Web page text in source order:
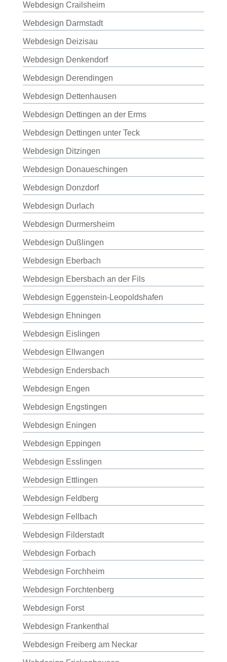
Webdesign Crailsheim
Webdesign Darmstadt
Webdesign Deizisau
Webdesign Denkendorf
Webdesign Derendingen
Webdesign Dettenhausen
Webdesign Dettingen an der Erms
Webdesign Dettingen unter Teck
Webdesign Ditzingen
Webdesign Donaueschingen
Webdesign Donzdorf
Webdesign Durlach
Webdesign Durmersheim
Webdesign Dußlingen
Webdesign Eberbach
Webdesign Ebersbach an der Fils
Webdesign Eggenstein-Leopoldshafen
Webdesign Ehningen
Webdesign Eislingen
Webdesign Ellwangen
Webdesign Endersbach
Webdesign Engen
Webdesign Engstingen
Webdesign Eningen
Webdesign Eppingen
Webdesign Esslingen
Webdesign Ettlingen
Webdesign Feldberg
Webdesign Fellbach
Webdesign Filderstadt
Webdesign Forbach
Webdesign Forchheim
Webdesign Forchtenberg
Webdesign Forst
Webdesign Frankenthal
Webdesign Freiberg am Neckar